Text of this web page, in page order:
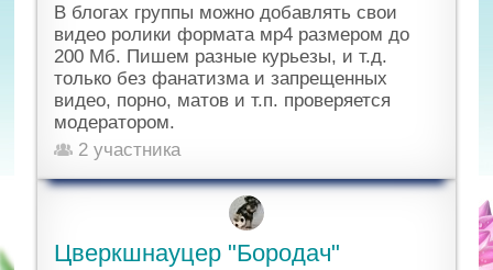
В блогах группы можно добавлять свои
видео ролики формата мр4 размером до
200 Мб. Пишем разные курьезы, и т.д.
только без фанатизма и запрещенных
видео, порно, матов и т.п. проверяется
модератором.
2 участника
Цверкшнауцер "Бородач"